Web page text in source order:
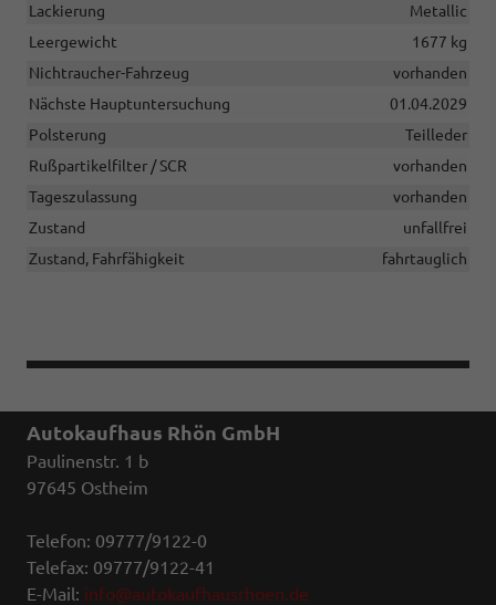
Lackierung
Metallic
Leergewicht
1677 kg
Nichtraucher-Fahrzeug
vorhanden
Nächste Hauptuntersuchung
01.04.2029
Polsterung
Teilleder
Rußpartikelfilter / SCR
vorhanden
Tageszulassung
vorhanden
Zustand
unfallfrei
Zustand, Fahrfähigkeit
fahrtauglich
Autokaufhaus Rhön GmbH
Paulinenstr. 1 b
97645 Ostheim
Telefon: 09777/9122-0
Telefax: 09777/9122-41
E-Mail: info@autokaufhausrhoen.de